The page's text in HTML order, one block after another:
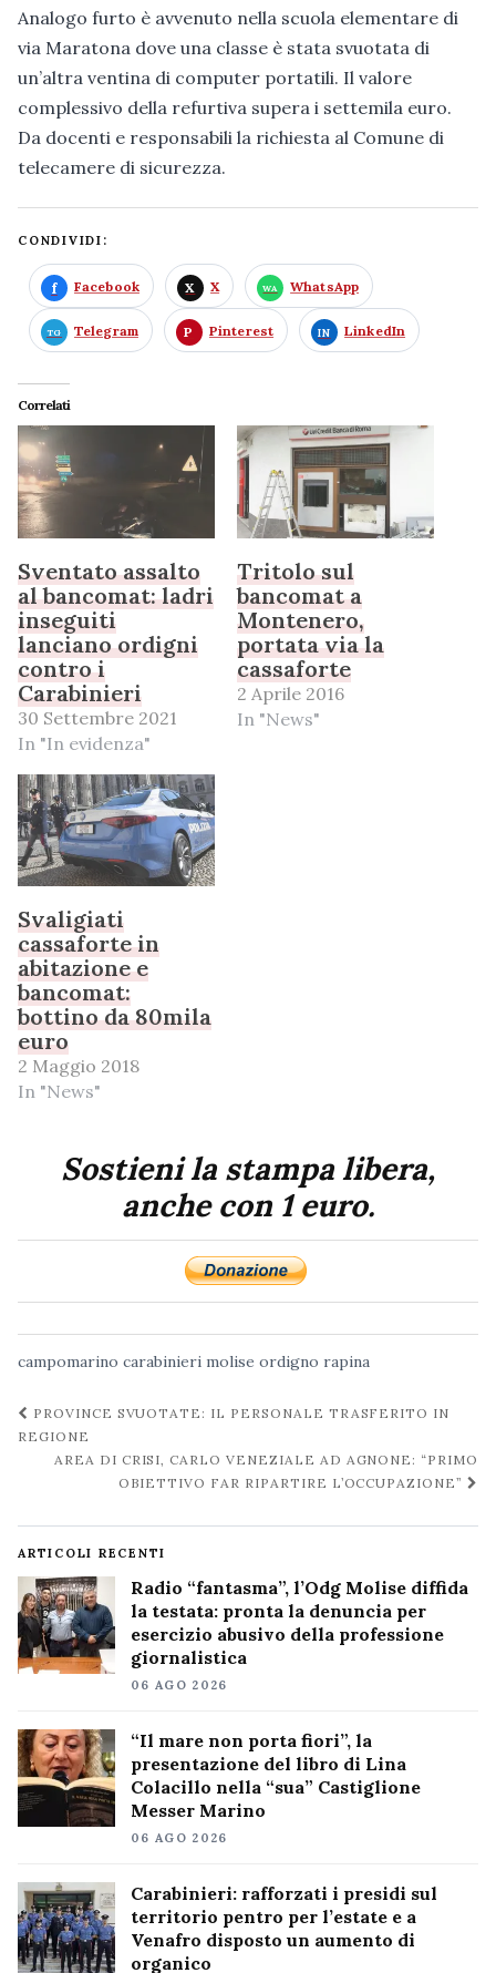
Analogo furto è avvenuto nella scuola elementare di
via Maratona dove una classe è stata svuotata di
un’altra ventina di computer portatili. Il valore
complessivo della refurtiva supera i settemila euro.
Da docenti e responsabili la richiesta al Comune di
telecamere di sicurezza.
CONDIVIDI:
Facebook X WhatsApp
Telegram Pinterest LinkedIn
Correlati
Sventato assalto
al bancomat: ladri
inseguiti
lanciano ordigni
contro i
Carabinieri
30 Settembre 2021
In "In evidenza"
Tritolo sul
bancomat a
Montenero,
portata via la
cassaforte
2 Aprile 2016
In "News"
Svaligiati
cassaforte in
abitazione e
bancomat:
bottino da 80mila
euro
2 Maggio 2018
In "News"
Sostieni la stampa libera,
anche con 1 euro.
campomarino carabinieri molise ordigno rapina
Navigazione
post
PROVINCE SVUOTATE: IL PERSONALE TRASFERITO IN
REGIONE
AREA DI CRISI, CARLO VENEZIALE AD AGNONE: “PRIMO
OBIETTIVO FAR RIPARTIRE L’OCCUPAZIONE”
ARTICOLI RECENTI
Radio “fantasma”, l’Odg Molise diffida
la testata: pronta la denuncia per
esercizio abusivo della professione
giornalistica
06 AGO 2026
“Il mare non porta fiori”, la
presentazione del libro di Lina
Colacillo nella “sua” Castiglione
Messer Marino
06 AGO 2026
Carabinieri: rafforzati i presidi sul
territorio pentro per l’estate e a
Venafro disposto un aumento di
organico